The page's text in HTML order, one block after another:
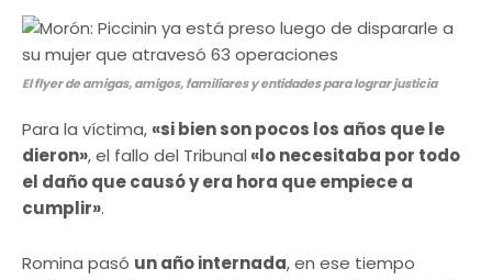
El flyer de amigas, amigos, familiares y entidades para lograr justicia
Para la víctima, «si bien son pocos los años que le
dieron», el fallo del Tribunal «lo necesitaba por todo
el daño que causó y era hora que empiece a
cumplir».
Romina pasó un año internada, en ese tiempo